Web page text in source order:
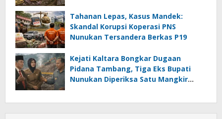
Tahanan Lepas, Kasus Mandek:
Skandal Korupsi Koperasi PNS
Nunukan Tersandera Berkas P19
Kejati Kaltara Bongkar Dugaan
Pidana Tambang, Tiga Eks Bupati
Nunukan Diperiksa Satu Mangkir